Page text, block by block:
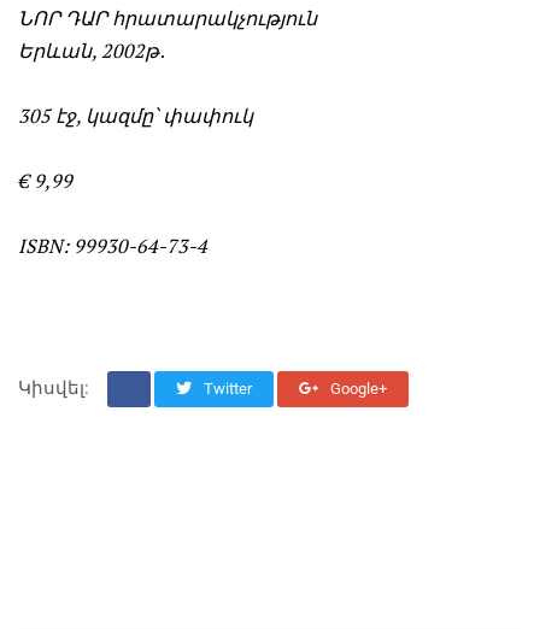
ՆՈՐ ԴԱՐ հրատարակչություն
Երևան, 2002թ․
305 էջ, կազմը՝ փափուկ
€ 9,99
ISBN: 99930-64-73-4
Կիսվել: Twitter Google+